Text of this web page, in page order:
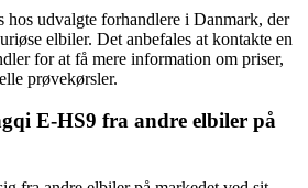
udvalgte forhandlere i Danmark, der
elbiler. Det anbefales at kontakte en
for at få mere information om priser,
prøvekørsler.
E-HS9 fra andre elbiler på